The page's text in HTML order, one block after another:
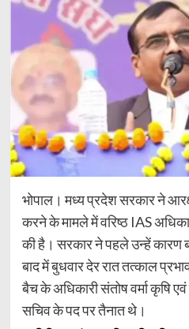
भोपाल। मध्य प्रदेश सरकार ने
करने के मामले में वरिष्ठ IAS
की है। सरकार ने पहले उन्हें कारण
बाद में बुधवार देर रात तत्काल
बैच के अधिकारी संतोष वर्मा कृषि
सचिव के पद पर तैनात थे।